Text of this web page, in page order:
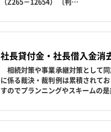
社長貸付金・社長借入金
相続対策や事業承継対策として
に係る裁決・裁判例は累積されて
すのでプランニングやスキームの